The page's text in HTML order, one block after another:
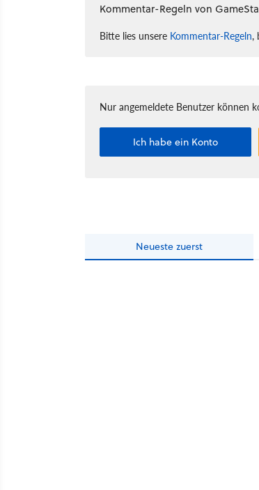
Kommentar-Regeln von
Bitte lies unsere Kommentar-Regeln,
Nur angemeldete Benutzer können
Ich habe ein Konto
Neueste zuerst